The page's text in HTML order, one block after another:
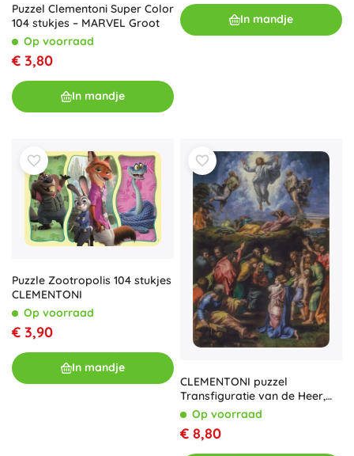
Puzzel Clementoni Super Color
104 stukjes – MARVEL Groot
Op voorraad
€ 3,80
In mandje
In mandje
Puzzle Zootropolis 104 stukjes
CLEMENTONI
Op voorraad
€ 3,90
In mandje
CLEMENTONI puzzel
Transfiguratie van de Heer,
1500 stukjes
Op voorraad
€ 8,80